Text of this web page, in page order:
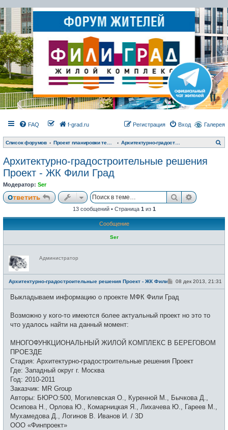
Галерея
FAQ f-grad.ru Вход
Регистрация
Список форумов Проект планировки территории и архитектурные решения Архитектурно-градостроительные решения ЖК Фили Град
о
Архитектурно-градостроительные решения
Проект - ЖК Фили Град
Модератор: Ser
Ответить Поиск
13 сообщений • Страница 1 из 1
Сообщение
Ser
е
в
с
е
т
и
Администратор
Архитектурно-градостроительные решения Проект - ЖК Фили Град
С
б
н
08 дек 2013, 21:31
Выкладываем информацию о проекте МФК Фили Град
Возможно у кого-то имеются более актуальный проект но это то
что удалось найти на данный момент:
МНОГОФУНКЦИОНАЛЬНЫЙ ЖИЛОЙ КОМПЛЕКС В БЕРЕГОВОМ
ПРОЕЗДЕ
Стадия: Архитектурно-градостроительные решения Проект
Где: Западный округ г. Москва
Год: 2010-2011
Заказчик: MR Group
Авторы: БЮРО:500, Могилевская О., Куренной М., Бычкова Д.,
Осипова Н., Орлова Ю., Комарницкая Я., Лихачева Ю., Гареев М.,
Мухамедова Д., Логинов В. Иванов И. / 3D
ООО «Финпроект»